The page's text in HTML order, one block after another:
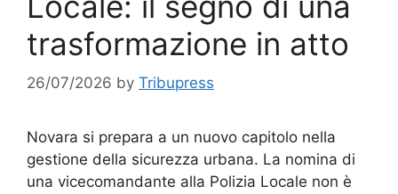
trasformazione in atto
26/07/2026 by Tribupress
Novara si prepara a un nuovo capitolo nella
gestione della sicurezza urbana. La nomina di
una vicecomandante alla Polizia Locale non è